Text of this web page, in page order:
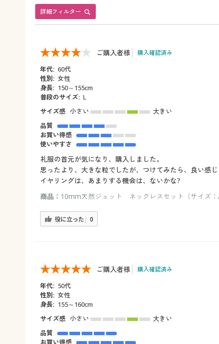
詳細フィルター
ご購入者様 購入確認済み
年代: 60代
性別: 女性
身長: 150～155cm
普段のサイズ: L
サイズ感 小さい
大きい
品質
お買い得感
使いやすさ
礼服の首元が気になり、購入しました。
思ったより、大きな粒でしたが、つけてみたら、良い感
イヤリングは、あまりする機会は、ないかな?
商品： 10mm天然ジェット ネックレスセット（サイズ
役に立った 0
ご購入者様 購入確認済み
年代: 50代
性別: 女性
身長: 155～160cm
サイズ感 小さい
大きい
品質
お買い得感